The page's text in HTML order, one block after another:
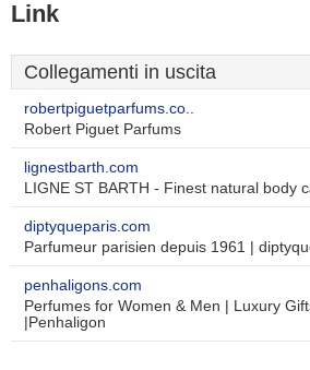
Link
Collegamenti in uscita
robertpiguetparfums.co..
Robert Piguet Parfums
lignestbarth.com
LIGNE ST BARTH - Finest natural body
diptyqueparis.com
Parfumeur parisien depuis 1961 |
penhaligons.com
Perfumes for Women & Men | Luxury
|Penhaligon